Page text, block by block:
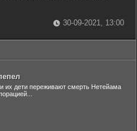
30-09-2021, 13:00
их дети переживают смерть Нетейама